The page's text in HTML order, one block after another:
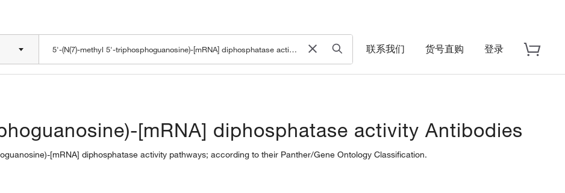
联系我们 货号直购 登录
[mRNA] diphosphatase activity Antibodies
[mRNA] diphosphatase activity pathways; according to their Panther/Gene Ontology Classification.